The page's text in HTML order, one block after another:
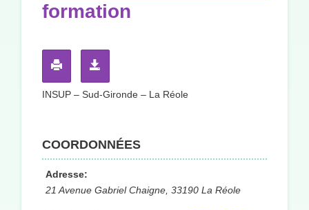
formation
INSUP – Sud-Gironde – La Réole
COORDONNÉES
Adresse:
21 Avenue Gabriel Chaigne, 33190 La Réole